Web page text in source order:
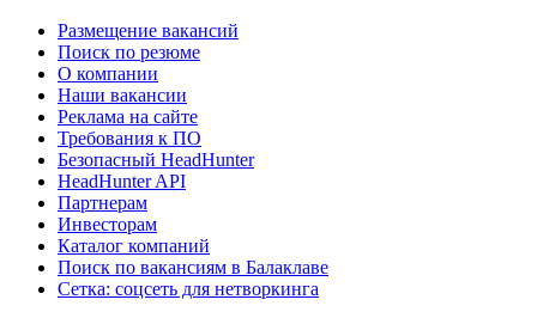
Размещение вакансий
Поиск по резюме
О компании
Наши вакансии
Реклама на сайте
Требования к ПО
Безопасный HeadHunter
HeadHunter API
Партнерам
Инвесторам
Каталог компаний
Поиск по вакансиям в Балаклаве
Сетка: соцсеть для нетворкинга